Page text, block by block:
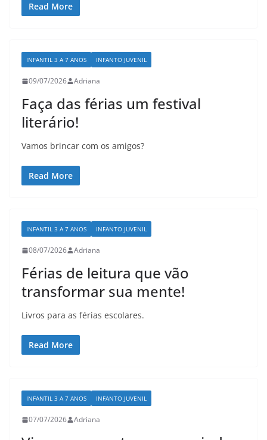
Read More
INFANTIL 3 A 7 ANOS INFANTO JUVENIL
09/07/2026 Adriana
Faça das férias um festival
literário!
Vamos brincar com os amigos?
Read More
INFANTIL 3 A 7 ANOS INFANTO JUVENIL
08/07/2026 Adriana
Férias de leitura que vão
transformar sua mente!
Livros para as férias escolares.
Read More
INFANTIL 3 A 7 ANOS INFANTO JUVENIL
07/07/2026 Adriana